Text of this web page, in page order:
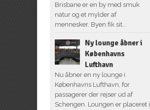
Brisbane er en by med smuk
natur og et mylder af
mennesker. Byen fik sit...
Ny lounge åbner i
Københavns
Lufthavn
Nu åbner en ny lounge i
Københavns Lufthavn, for
passagerer der rejser ud af
Schengen. Loungen er placeret i